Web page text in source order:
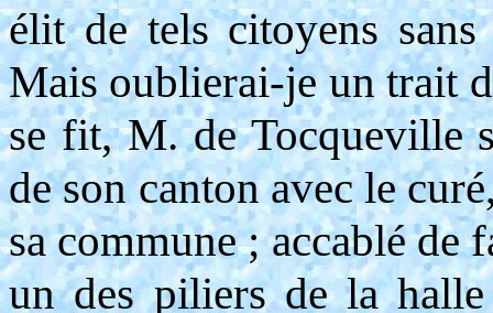
élit de tels citoyens
Mais oublierai-je un trait
se fit, M. de Tocqueville
de son canton avec le
sa commune ; accablé de
un des piliers de la